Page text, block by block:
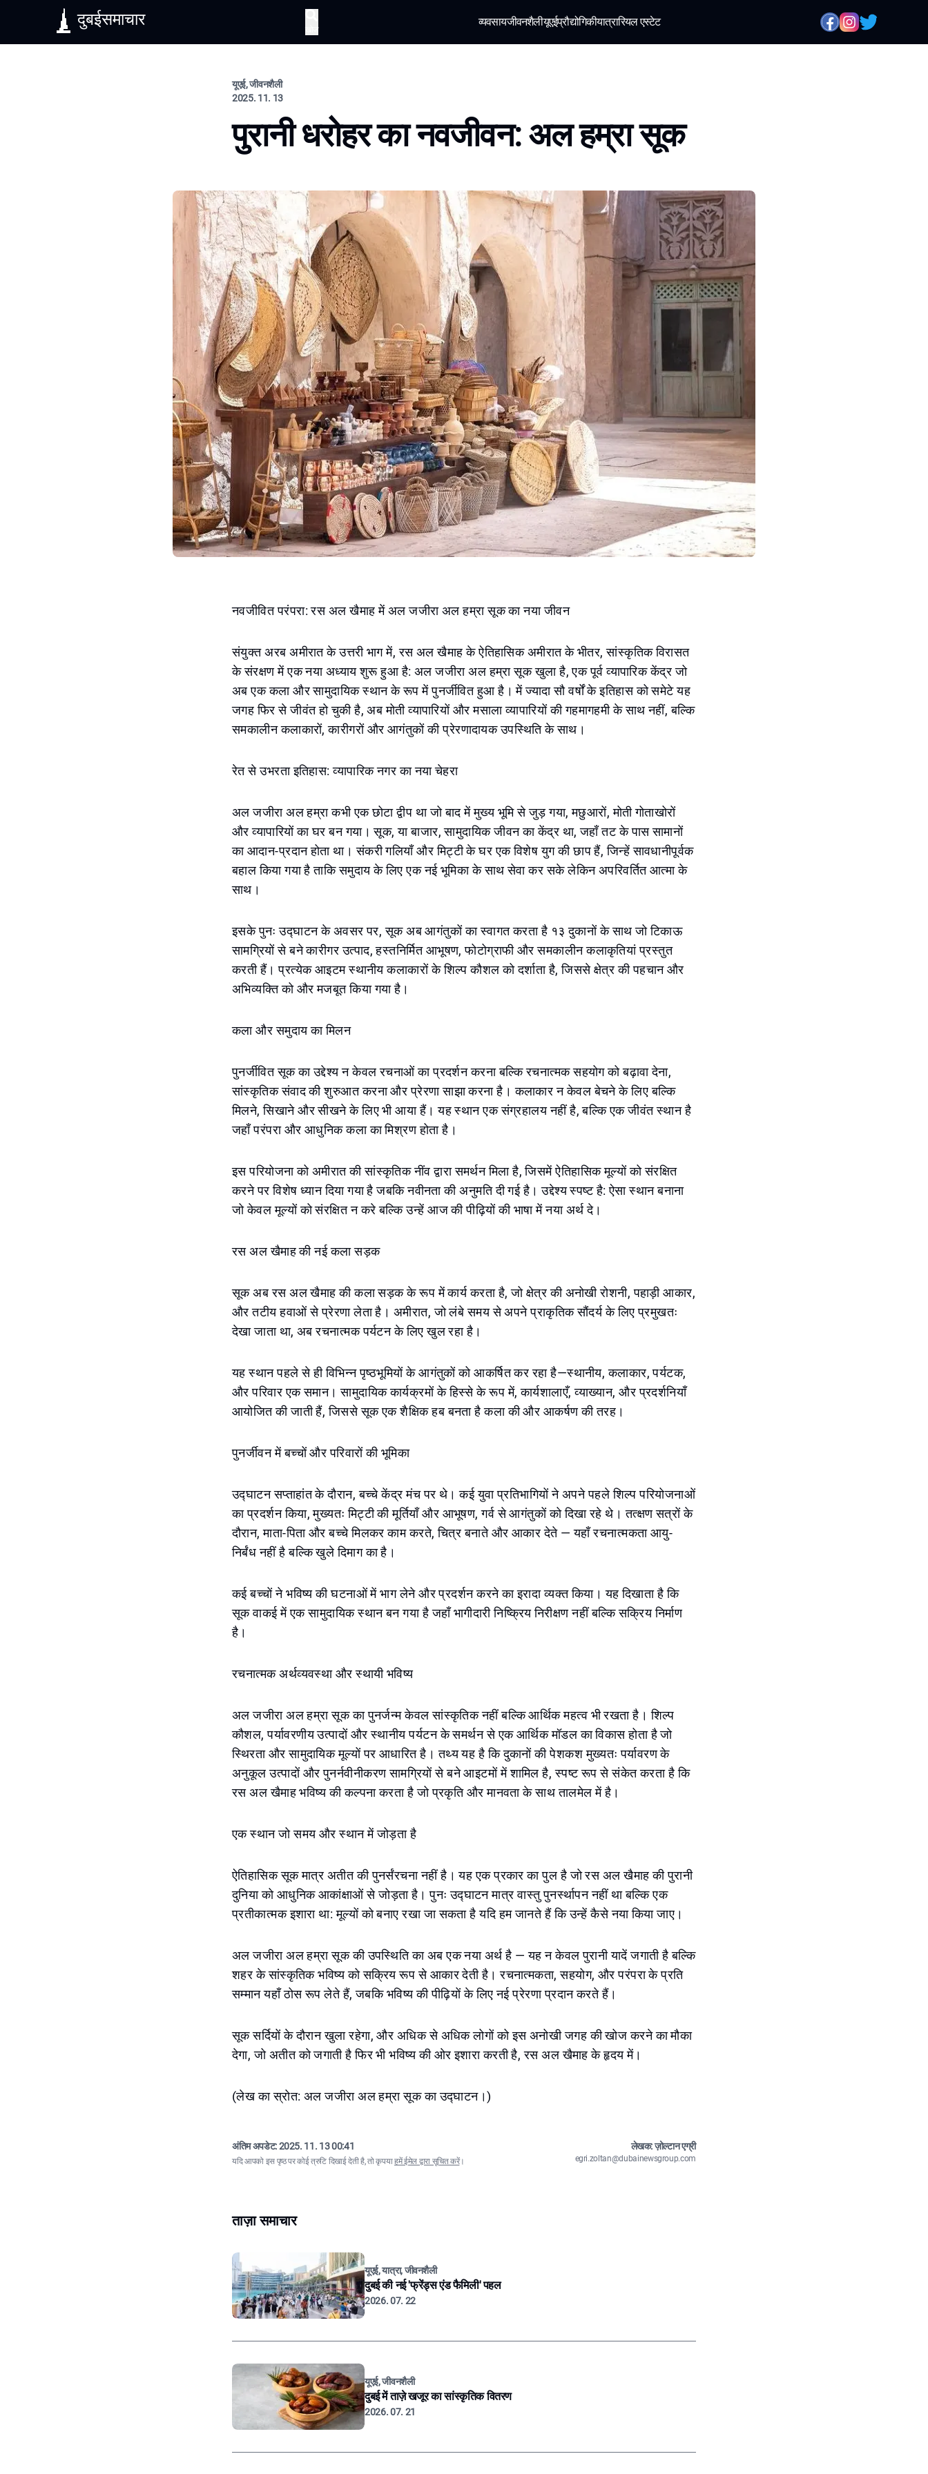
दुबईसमाचार व्यवसायजीवनशैलीयूएईप्रौद्योगिकीयात्रारियल एस्टेट
यूएई, जीवनशैली
2025. 11. 13
पुरानी धरोहर का नवजीवन: अल हम्रा सूक
नवजीवित परंपरा: रस अल खैमाह में अल जजीरा अल हम्रा सूक का नया जीवन
संयुक्त अरब अमीरात के उत्तरी भाग में, रस अल खैमाह के ऐतिहासिक अमीरात के भीतर, सांस्कृतिक विरासत
के संरक्षण में एक नया अध्याय शुरू हुआ है: अल जजीरा अल हम्रा सूक खुला है, एक पूर्व व्यापारिक केंद्र जो
अब एक कला और सामुदायिक स्थान के रूप में पुनर्जीवित हुआ है। में ज्यादा सौ वर्षों के इतिहास को समेटे यह
जगह फिर से जीवंत हो चुकी है, अब मोती व्यापारियों और मसाला व्यापारियों की गहमागहमी के साथ नहीं, बल्कि
समकालीन कलाकारों, कारीगरों और आगंतुकों की प्रेरणादायक उपस्थिति के साथ।
रेत से उभरता इतिहास: व्यापारिक नगर का नया चेहरा
अल जजीरा अल हम्रा कभी एक छोटा द्वीप था जो बाद में मुख्य भूमि से जुड़ गया, मछुआरों, मोती गोताखोरों
और व्यापारियों का घर बन गया। सूक, या बाजार, सामुदायिक जीवन का केंद्र था, जहाँ तट के पास सामानों
का आदान-प्रदान होता था। संकरी गलियाँ और मिट्टी के घर एक विशेष युग की छाप हैं, जिन्हें सावधानीपूर्वक
बहाल किया गया है ताकि समुदाय के लिए एक नई भूमिका के साथ सेवा कर सके लेकिन अपरिवर्तित आत्मा के
साथ।
इसके पुनः उद्घाटन के अवसर पर, सूक अब आगंतुकों का स्वागत करता है १३ दुकानों के साथ जो टिकाऊ
सामग्रियों से बने कारीगर उत्पाद, हस्तनिर्मित आभूषण, फोटोग्राफी और समकालीन कलाकृतियां प्रस्तुत
करती हैं। प्रत्येक आइटम स्थानीय कलाकारों के शिल्प कौशल को दर्शाता है, जिससे क्षेत्र की पहचान और
अभिव्यक्ति को और मजबूत किया गया है।
कला और समुदाय का मिलन
पुनर्जीवित सूक का उद्देश्य न केवल रचनाओं का प्रदर्शन करना बल्कि रचनात्मक सहयोग को बढ़ावा देना,
सांस्कृतिक संवाद की शुरुआत करना और प्रेरणा साझा करना है। कलाकार न केवल बेचने के लिए बल्कि
मिलने, सिखाने और सीखने के लिए भी आया हैं। यह स्थान एक संग्रहालय नहीं है, बल्कि एक जीवंत स्थान है
जहाँ परंपरा और आधुनिक कला का मिश्रण होता है।
इस परियोजना को अमीरात की सांस्कृतिक नींव द्वारा समर्थन मिला है, जिसमें ऐतिहासिक मूल्यों को संरक्षित
करने पर विशेष ध्यान दिया गया है जबकि नवीनता की अनुमति दी गई है। उद्देश्य स्पष्ट है: ऐसा स्थान बनाना
जो केवल मूल्यों को संरक्षित न करे बल्कि उन्हें आज की पीढ़ियों की भाषा में नया अर्थ दे।
रस अल खैमाह की नई कला सड़क
सूक अब रस अल खैमाह की कला सड़क के रूप में कार्य करता है, जो क्षेत्र की अनोखी रोशनी, पहाड़ी आकार,
और तटीय हवाओं से प्रेरणा लेता है। अमीरात, जो लंबे समय से अपने प्राकृतिक सौंदर्य के लिए प्रमुखतः
देखा जाता था, अब रचनात्मक पर्यटन के लिए खुल रहा है।
यह स्थान पहले से ही विभिन्न पृष्ठभूमियों के आगंतुकों को आकर्षित कर रहा है—स्थानीय, कलाकार, पर्यटक,
और परिवार एक समान। सामुदायिक कार्यक्रमों के हिस्से के रूप में, कार्यशालाएँ, व्याख्यान, और प्रदर्शनियाँ
आयोजित की जाती हैं, जिससे सूक एक शैक्षिक हब बनता है कला की और आकर्षण की तरह।
पुनर्जीवन में बच्चों और परिवारों की भूमिका
उद्घाटन सप्ताहांत के दौरान, बच्चे केंद्र मंच पर थे। कई युवा प्रतिभागियों ने अपने पहले शिल्प परियोजनाओं
का प्रदर्शन किया, मुख्यतः मिट्टी की मूर्तियाँ और आभूषण, गर्व से आगंतुकों को दिखा रहे थे। तत्क्षण सत्रों के
दौरान, माता-पिता और बच्चे मिलकर काम करते, चित्र बनाते और आकार देते — यहाँ रचनात्मकता आयु-
निर्बंध नहीं है बल्कि खुले दिमाग का है।
कई बच्चों ने भविष्य की घटनाओं में भाग लेने और प्रदर्शन करने का इरादा व्यक्त किया। यह दिखाता है कि
सूक वाकई में एक सामुदायिक स्थान बन गया है जहाँ भागीदारी निष्क्रिय निरीक्षण नहीं बल्कि सक्रिय निर्माण
है।
रचनात्मक अर्थव्यवस्था और स्थायी भविष्य
अल जजीरा अल हम्रा सूक का पुनर्जन्म केवल सांस्कृतिक नहीं बल्कि आर्थिक महत्व भी रखता है। शिल्प
कौशल, पर्यावरणीय उत्पादों और स्थानीय पर्यटन के समर्थन से एक आर्थिक मॉडल का विकास होता है जो
स्थिरता और सामुदायिक मूल्यों पर आधारित है। तथ्य यह है कि दुकानों की पेशकश मुख्यतः पर्यावरण के
अनुकूल उत्पादों और पुनर्नवीनीकरण सामग्रियों से बने आइटमों में शामिल है, स्पष्ट रूप से संकेत करता है कि
रस अल खैमाह भविष्य की कल्पना करता है जो प्रकृति और मानवता के साथ तालमेल में है।
एक स्थान जो समय और स्थान में जोड़ता है
ऐतिहासिक सूक मात्र अतीत की पुनर्संरचना नहीं है। यह एक प्रकार का पुल है जो रस अल खैमाह की पुरानी
दुनिया को आधुनिक आकांक्षाओं से जोड़ता है। पुनः उद्घाटन मात्र वास्तु पुनर्स्थापन नहीं था बल्कि एक
प्रतीकात्मक इशारा था: मूल्यों को बनाए रखा जा सकता है यदि हम जानते हैं कि उन्हें कैसे नया किया जाए।
अल जजीरा अल हम्रा सूक की उपस्थिति का अब एक नया अर्थ है — यह न केवल पुरानी यादें जगाती है बल्कि
शहर के सांस्कृतिक भविष्य को सक्रिय रूप से आकार देती है। रचनात्मकता, सहयोग, और परंपरा के प्रति
सम्मान यहाँ ठोस रूप लेते हैं, जबकि भविष्य की पीढ़ियों के लिए नई प्रेरणा प्रदान करते हैं।
सूक सर्दियों के दौरान खुला रहेगा, और अधिक से अधिक लोगों को इस अनोखी जगह की खोज करने का मौका
देगा, जो अतीत को जगाती है फिर भी भविष्य की ओर इशारा करती है, रस अल खैमाह के हृदय में।
(लेख का स्रोत: अल जजीरा अल हम्रा सूक का उद्घाटन।)
अंतिम अपडेट:2025. 11. 13 00:41
यदि आपको इस पृष्ठ पर कोई त्रुटि दिखाई देती है, तो कृपयाहमें ईमेल द्वारा सूचित करें।
लेखक: ज़ोल्टान एग्री
egri.zoltan@dubainewsgroup.com
ताज़ा समाचार
यूएई, यात्रा, जीवनशैली
दुबई की नई 'फ्रेंड्स एंड फैमिली' पहल
2026. 07. 22
यूएई, जीवनशैली
दुबई में ताज़े खजूर का सांस्कृतिक वितरण
2026. 07. 21